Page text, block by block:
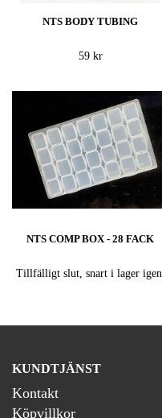
NTS BODY TUBING
59 kr
NTS COMP BOX - 28 FACK
Tillfälligt slut, snart i lager igen.
KUNDTJÄNST
Kontakt
Köpvillkor